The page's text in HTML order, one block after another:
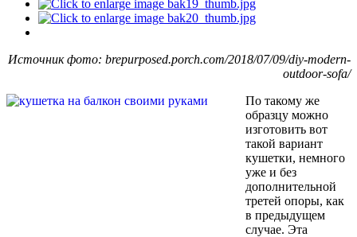
Источник фото: brepurposed.porch.com/2018/07/09/diy-modern-
outdoor-sofa/
По такому же
образцу можно
изготовить вот
такой вариант
кушетки, немного
уже и без
дополнительной
третей опоры, как
в предыдущем
случае. Эта